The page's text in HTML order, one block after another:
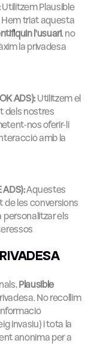
Utilitzem Plausible
triat aquesta
l'usuari, no
la privadesa
ADS): Utilitzem el
dels nostres
nos oferir-li
amb la
ADS): Aquestes
de les conversions
els
Plausible
No recollim
invasiu) i tota la
anònima per a